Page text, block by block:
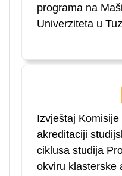
programa na
Univerziteta u
Izvještaj
akreditaciji
ciklusa studija
okviru klasterske